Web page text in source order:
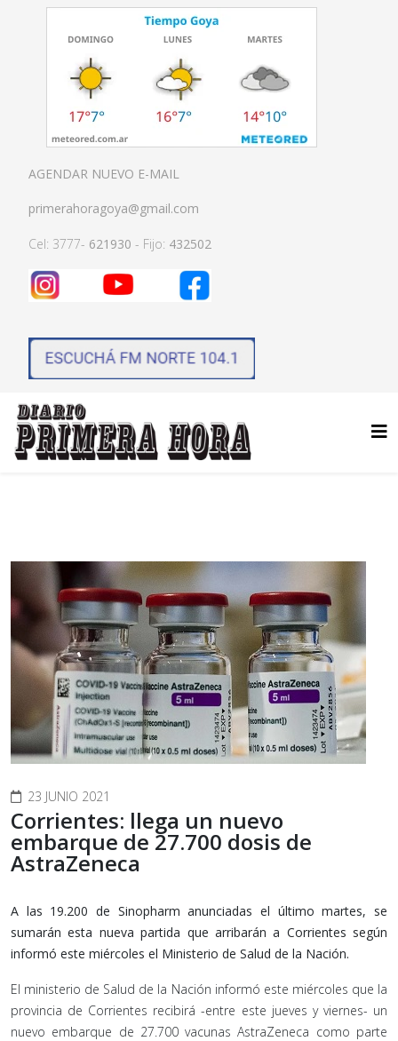
AGENDAR NUEVO E-MAIL
primerahoragoya@gmail.com
Cel: 3777- 621930 - Fijo: 432502
23 JUNIO 2021
Corrientes: llega un nuevo
embarque de 27.700 dosis de
AstraZeneca
A las 19.200 de Sinopharm anunciadas el último martes, se
sumarán esta nueva partida que arribarán a Corrientes según
informó este miércoles el Ministerio de Salud de la Nación.
El ministerio de Salud de la Nación informó este miércoles que la
provincia de Corrientes recibirá -entre este jueves y viernes- un
nuevo embarque de 27.700 vacunas AstraZeneca como parte